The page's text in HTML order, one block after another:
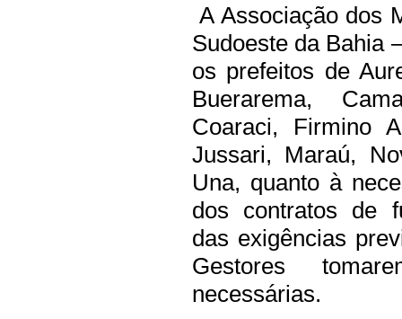
A Associação dos
Sudoeste da Bahia
os prefeitos de
Buerarema,
Coaraci, Firmino
Jussari, Maraú,
Una, quanto à
dos contratos de
das exigências
Gestores
necessárias.